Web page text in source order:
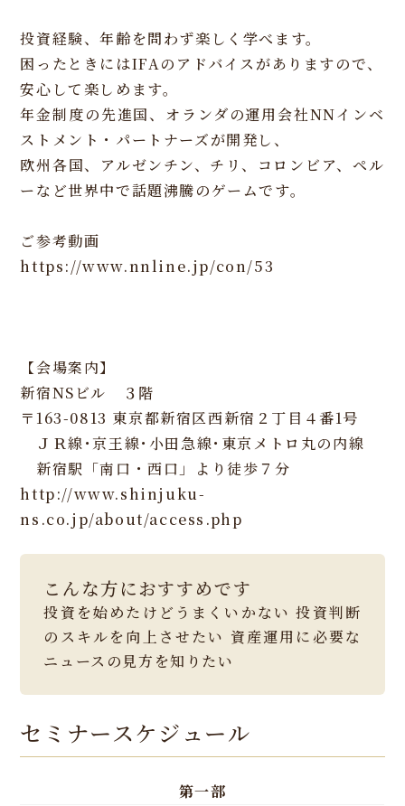
投資経験、年齢を問わず楽しく学べます。
困ったときにはIFAのアドバイスがありますので、
安心して楽しめます。
年金制度の先進国、オランダの運用会社NNインベ
ストメント・パートナーズが開発し、
欧州各国、アルゼンチン、チリ、コロンビア、ペル
ーなど世界中で話題沸騰のゲームです。
ご参考動画
https://www.nnline.jp/con/53
【会場案内】
新宿NSビル ３階
〒163-0813 東京都新宿区西新宿２丁目４番1号
ＪＲ線･京王線･小田急線･東京メトロ丸の内線
新宿駅「南口・西口」より徒歩７分
http://www.shinjuku-
ns.co.jp/about/access.php
こんな方におすすめです
投資を始めたけどうまくいかない 投資判断
のスキルを向上させたい 資産運用に必要な
ニュースの見方を知りたい
セミナースケジュール
第一部